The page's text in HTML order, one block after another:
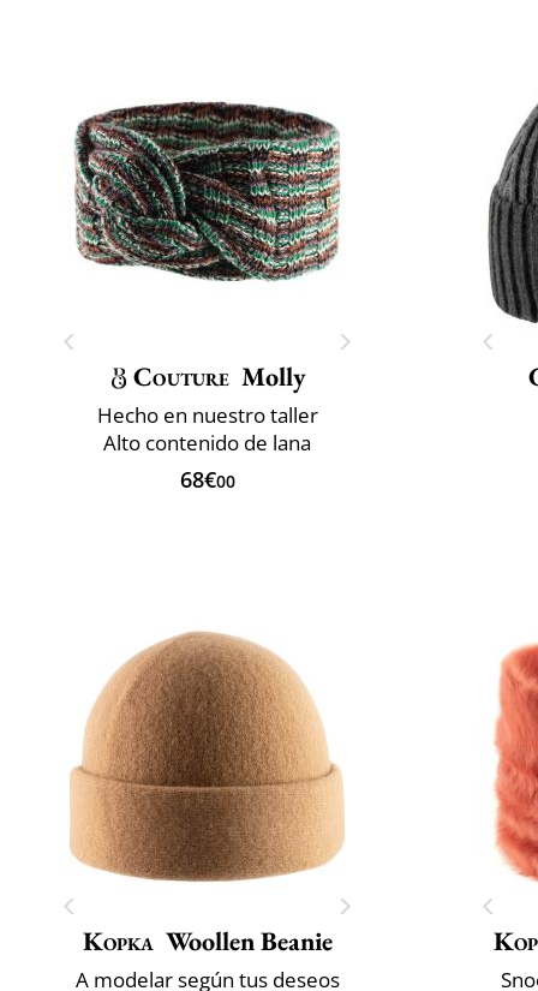
Couture Molly
Hecho en nuestro taller
Alto contenido de lana
68€00
Kopka Woollen Beanie
A modelar según tus deseos